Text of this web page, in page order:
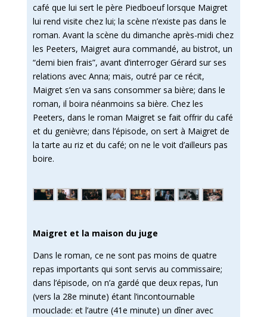
café que lui sert le père Piedboeuf lorsque Maigret
lui rend visite chez lui; la scène n’existe pas dans le
roman. Avant la scène du dimanche après-midi chez
les Peeters, Maigret aura commandé, au bistrot, un
“demi bien frais”, avant d’interroger Gérard sur ses
relations avec Anna; mais, outré par ce récit,
Maigret s’en va sans consommer sa bière; dans le
roman, il boira néanmoins sa bière. Chez les
Peeters, dans le roman Maigret se fait offrir du café
et du genièvre; dans l’épisode, on sert à Maigret de
la tarte au riz et du café; on ne le voit d’ailleurs pas
boire.
Maigret et la maison du juge
Dans le roman, ce ne sont pas moins de quatre
repas importants qui sont servis au commissaire;
dans l’épisode, on n’a gardé que deux repas, l’un
(vers la 28e minute) étant l’incontournable
mouclade: et l’autre (41e minute) un dîner avec